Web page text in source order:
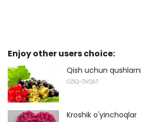
Enjoy other users choice:
Qish uchun
OZIQ-OVQAT
Kroshik o'yinchoqlar